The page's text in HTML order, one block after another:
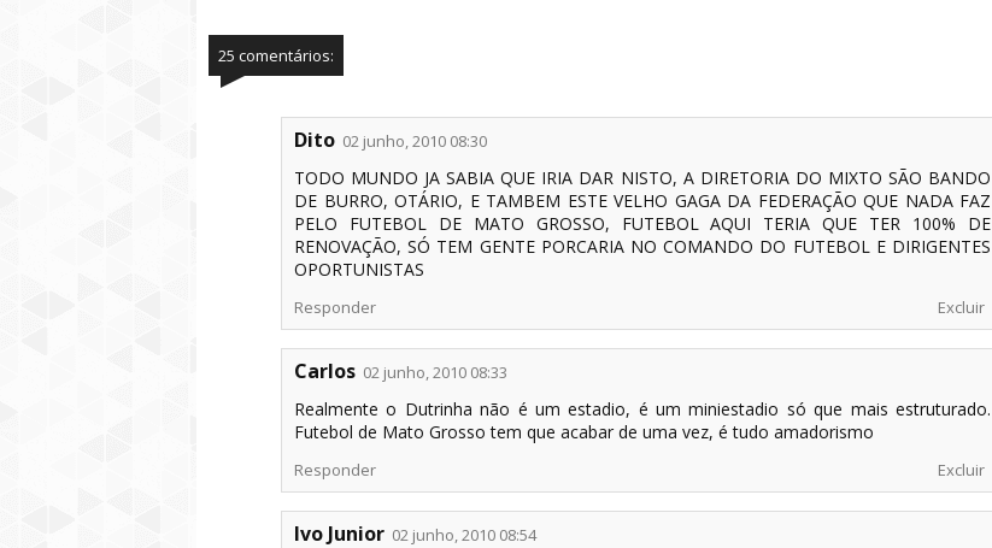
25 comentários:
Dito 02 junho, 2010 08:30
TODO MUNDO JA SABIA QUE IRIA DAR NISTO, A DIRETORIA DO MIXTO SÃO BANDO
DE BURRO, OTÁRIO, E TAMBEM ESTE VELHO GAGA DA FEDERAÇÃO QUE NADA FAZ
PELO FUTEBOL DE MATO GROSSO, FUTEBOL AQUI TERIA QUE TER 100% DE
RENOVAÇÃO, SÓ TEM GENTE PORCARIA NO COMANDO DO FUTEBOL E DIRIGENTES
OPORTUNISTAS
Responder Excluir
Carlos 02 junho, 2010 08:33
Realmente o Dutrinha não é um estadio, é um miniestadio só que mais estruturado.
Futebol de Mato Grosso tem que acabar de uma vez, é tudo amadorismo
Responder Excluir
Ivo Junior 02 junho, 2010 08:54